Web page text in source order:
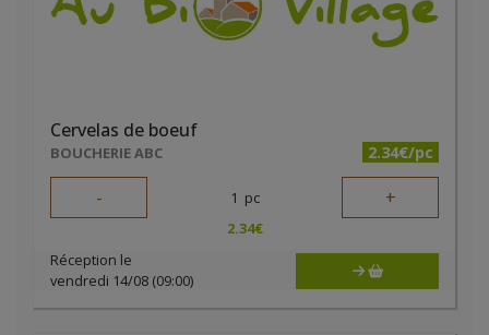
Cervelas de boeuf
BOUCHERIE ABC 2.34€/pc
- 1 pc +
2.34€
Réception le
vendredi 14/08 (09:00)